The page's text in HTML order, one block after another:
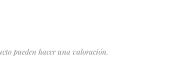
pueden hacer una valoración.